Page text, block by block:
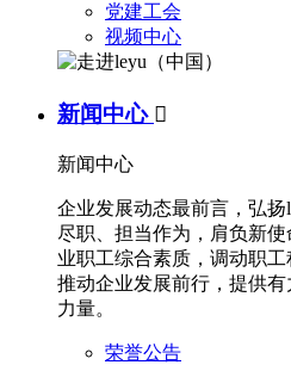
党建工会
视频中心
新闻中心 
新闻中心
企业发展动态最前言，弘
尽职、担当作为，肩负新
业职工综合素质，调动职
推动企业发展前行，提供
力量。
荣誉公告